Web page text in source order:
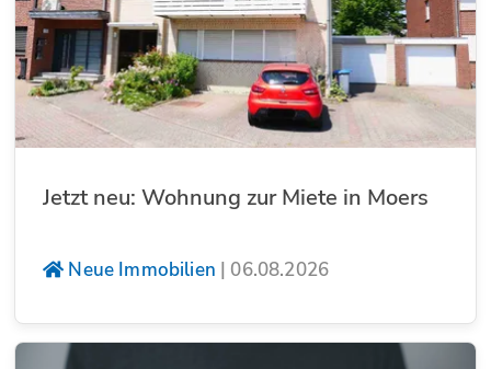
Jetzt neu: Wohnung zur Miete in Moers
Neue Immobilien | 06.08.2026